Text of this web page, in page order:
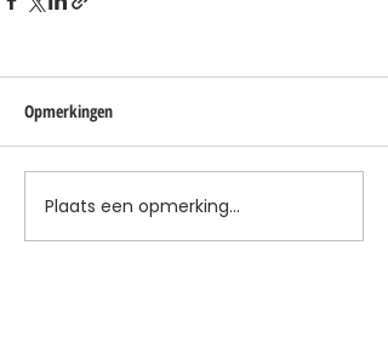
Opmerkingen
Plaats een opmerking...